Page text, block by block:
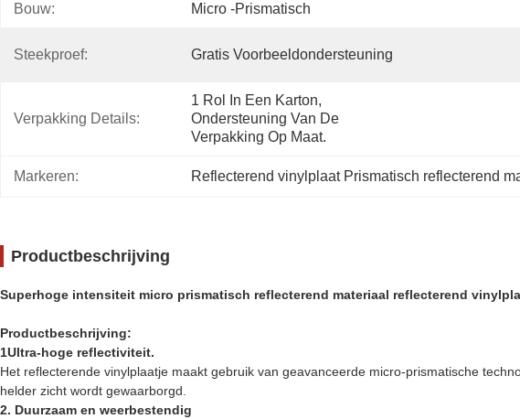
Bouw: Micro -prismatisch
Steekproef: Gratis Voorbeeldondersteuning
Verpakking Details:
1 Rol In Een Karton,
Ondersteuning Van De
Verpakking Op Maat.
Markeren: Reflecterend vinylplaat Prismatisch reflecterend
Productbeschrijving
Superhoge intensiteit micro prismatisch reflecterend materiaal reflecterend
Productbeschrijving:
1Ultra-hoge reflectiviteit.
Het reflecterende vinylplaatje maakt gebruik van geavanceerde micro-prismatische
helder zicht wordt gewaarborgd.
2. Duurzaam en weerbestendig